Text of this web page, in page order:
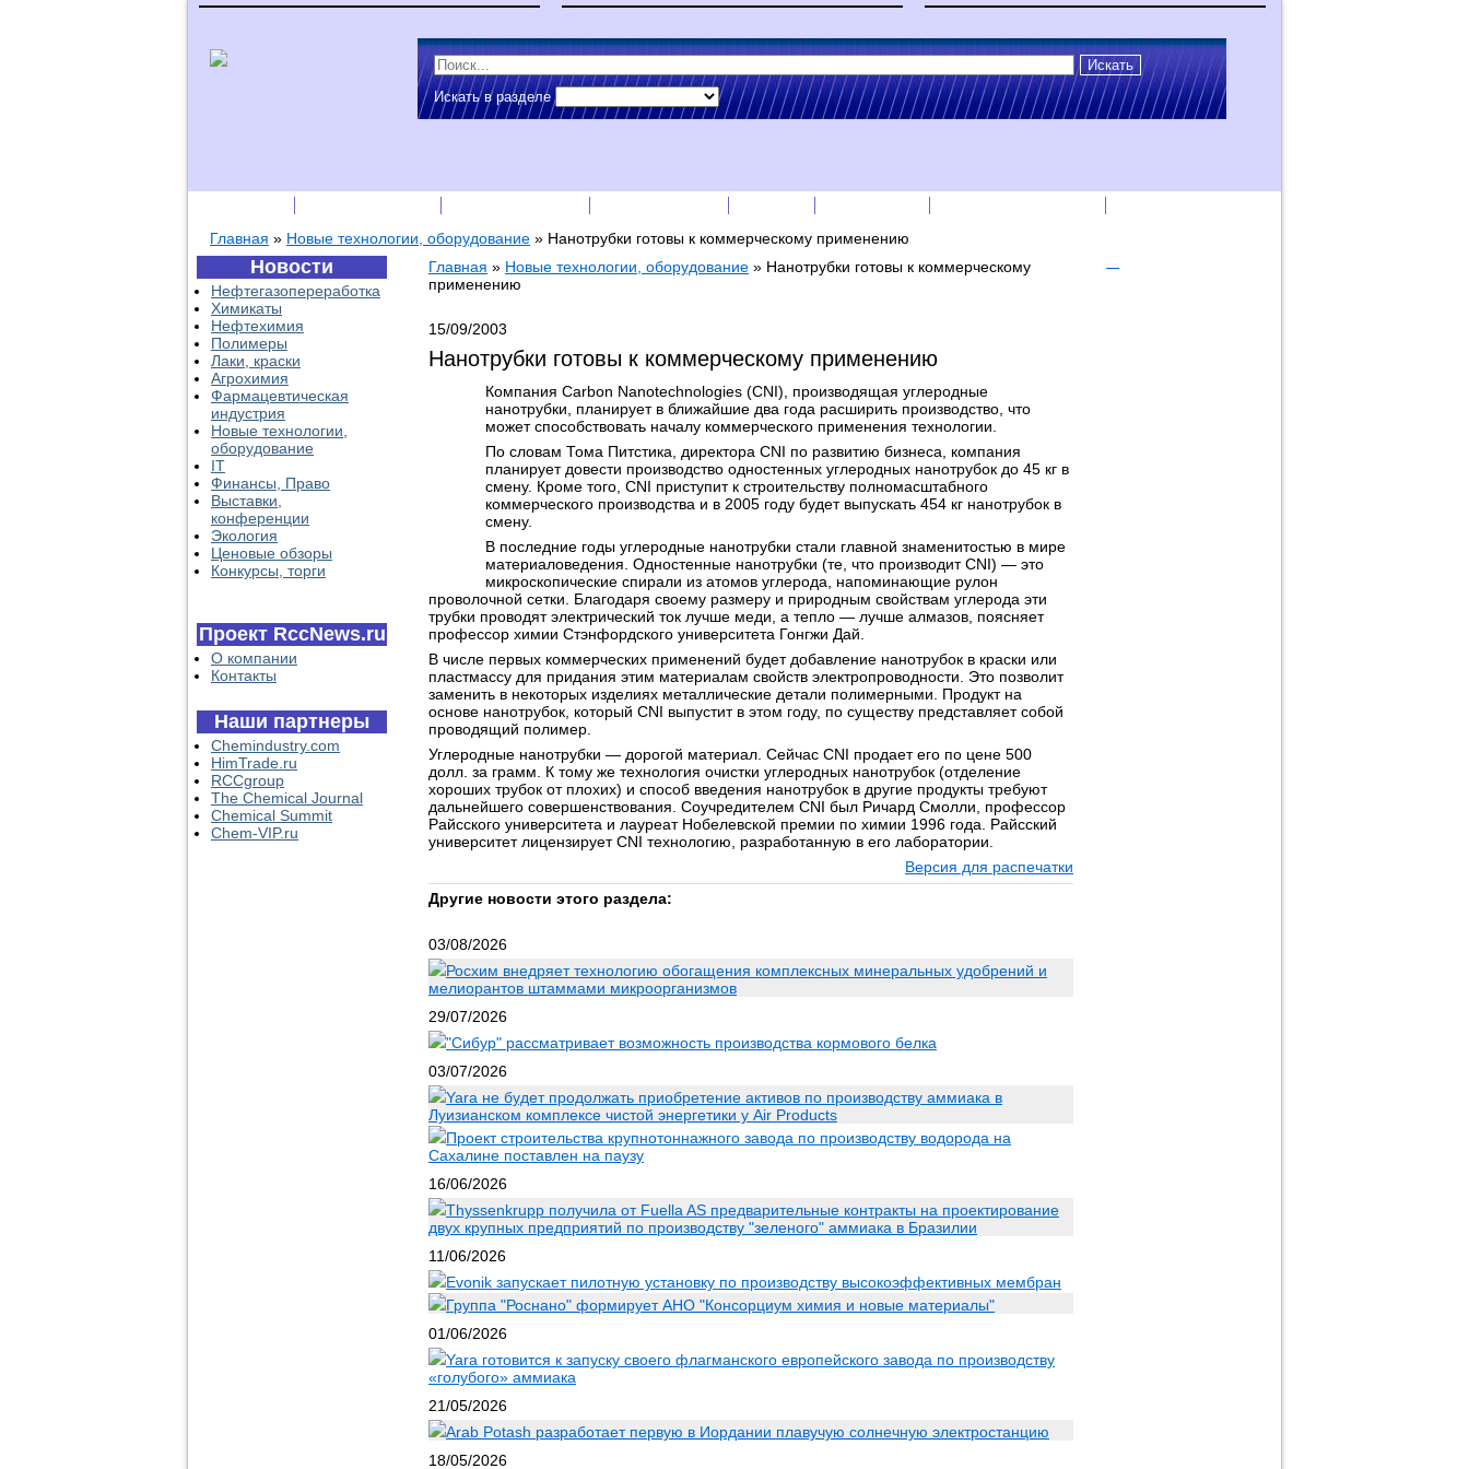
Искать в разделе
Главная » Новые технологии, оборудование » Нанотрубки готовы к коммерческому применению
Новости
Нефтегазопереработка
Химикаты
Нефтехимия
Полимеры
Лаки, краски
Агрохимия
Фармацевтическая
индустрия
Новые технологии,
оборудование
IT
Финансы, Право
Выставки,
конференции
Экология
Ценовые обзоры
Конкурсы, торги
Проект RccNews.ru
О компании
Контакты
Наши партнеры
Chemindustry.com
HimTrade.ru
RCCgroup
The Chemical Journal
Chemical Summit
Chem-VIP.ru
Главная » Новые технологии, оборудование » Нанотрубки готовы к коммерческому
применению
15/09/2003
Нанотрубки готовы к коммерческому применению
Компания Carbon Nanotechnologies (CNI), производящая углеродные
нанотрубки, планирует в ближайшие два года расширить производство, что
может способствовать началу коммерческого применения технологии.
По словам Тома Питстика, директора CNI по развитию бизнеса, компания
планирует довести производство одностенных углеродных нанотрубок до 45 кг в
смену. Кроме того, CNI приступит к строительству полномасштабного
коммерческого производства и в 2005 году будет выпускать 454 кг нанотрубок в
смену.
В последние годы углеродные нанотрубки стали главной знаменитостью в мире
материаловедения. Одностенные нанотрубки (те, что производит CNI) — это
микроскопические спирали из атомов углерода, напоминающие рулон
проволочной сетки. Благодаря своему размеру и природным свойствам углерода эти
трубки проводят электрический ток лучше меди, а тепло — лучше алмазов, поясняет
профессор химии Стэнфордского университета Гонгжи Дай.
В числе первых коммерческих применений будет добавление нанотрубок в краски или
пластмассу для придания этим материалам свойств электропроводности. Это позволит
заменить в некоторых изделиях металлические детали полимерными. Продукт на
основе нанотрубок, который CNI выпустит в этом году, по существу представляет собой
проводящий полимер.
Углеродные нанотрубки — дорогой материал. Сейчас CNI продает его по цене 500
долл. за грамм. К тому же технология очистки углеродных нанотрубок (отделение
хороших трубок от плохих) и способ введения нанотрубок в другие продукты требуют
дальнейшего совершенствования. Соучредителем CNI был Ричард Смолли, профессор
Райсского университета и лауреат Нобелевской премии по химии 1996 года. Райсский
университет лицензирует CNI технологию, разработанную в его лаборатории.
Версия для распечатки
Другие новости этого раздела:
03/08/2026
Росхим внедряет технологию обогащения комплексных минеральных удобрений и
мелиорантов штаммами микроорганизмов
29/07/2026
"Сибур" рассматривает возможность производства кормового белка
03/07/2026
Yara не будет продолжать приобретение активов по производству аммиака в
Луизианском комплексе чистой энергетики у Air Products
Проект строительства крупнотоннажного завода по производству водорода на
Сахалине поставлен на паузу
16/06/2026
Thyssenkrupp получила от Fuella AS предварительные контракты на проектирование
двух крупных предприятий по производству "зеленого" аммиака в Бразилии
11/06/2026
Evonik запускает пилотную установку по производству высокоэффективных мембран
Группа "Роснано" формирует АНО "Консорциум химия и новые материалы"
01/06/2026
Yara готовится к запуску своего флагманского европейского завода по производству
«голубого» аммиака
21/05/2026
Arab Potash разработает первую в Иордании плавучую солнечную электростанцию
18/05/2026